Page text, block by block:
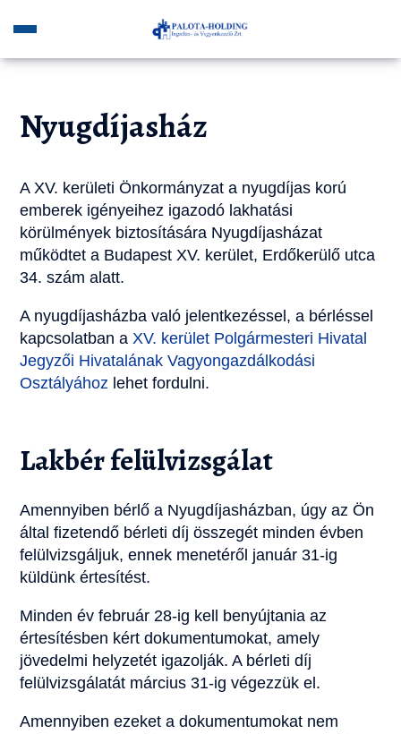
Nyugdíjasház
A XV. kerületi Önkormányzat a nyugdíjas korú
emberek igényeihez igazodó lakhatási
körülmények biztosítására Nyugdíjasházat
működtet a Budapest XV. kerület, Erdőkerülő utca
34. szám alatt.
A nyugdíjasházba való jelentkezéssel, a bérléssel
kapcsolatban aXV. kerület Polgármesteri Hivatal
Jegyzői Hivatalának Vagyongazdálkodási
Osztályához lehet fordulni.
Lakbér felülvizsgálat
Amennyiben bérlő a Nyugdíjasházban, úgy az Ön
által fizetendő bérleti díj összegét minden évben
felülvizsgáljuk, ennek menetéről január 31-ig
küldünk értesítést.
Minden év február 28-ig kell benyújtania az
értesítésben kért dokumentumokat, amely
jövedelmi helyzetét igazolják. A bérleti díj
felülvizsgálatát március 31-ig végezzük el.
Amennyiben ezeket a dokumentumokat nem